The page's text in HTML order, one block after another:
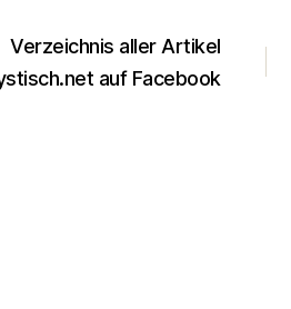
Verzeichnis aller Artikel
auf Facebook